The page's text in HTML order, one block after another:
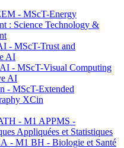
- MScT-Energy
: Science Technology &
- MScT-Trust and
AI
- MScT-Visual Computing
AI
- MScT-Extended
XCin
- M1 APPMS -
Appliquées et Statistiques
- M1 BH - Biologie et Santé